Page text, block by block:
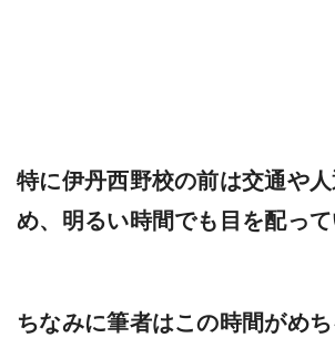
特に伊丹西野校の前は交通や
め、明るい時間でも目を配って
ちなみに筆者はこの時間がめ